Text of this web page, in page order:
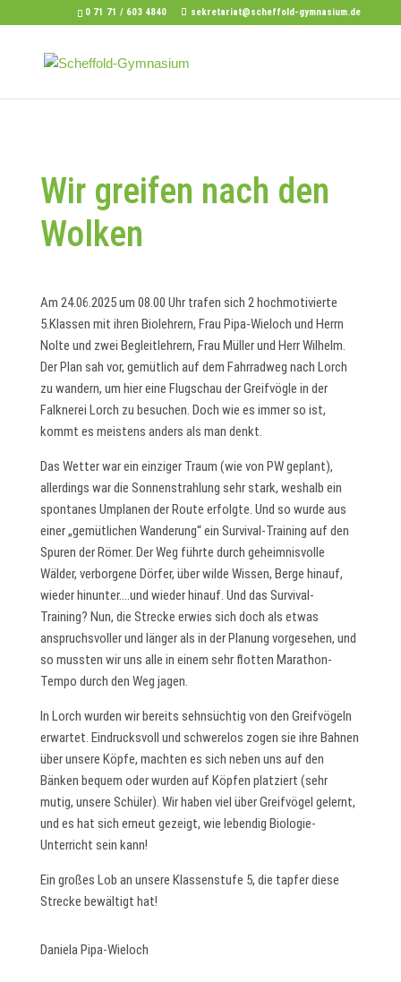
0 71 71 / 603 4840 sekretariat@scheffold-gymnasium.de
Wir greifen nach den
Wolken
Am 24.06.2025 um 08.00 Uhr trafen sich 2 hochmotivierte
5.Klassen mit ihren Biolehrern, Frau Pipa-Wieloch und Herrn
Nolte und zwei Begleitlehrern, Frau Müller und Herr Wilhelm.
Der Plan sah vor, gemütlich auf dem Fahrradweg nach Lorch
zu wandern, um hier eine Flugschau der Greifvögle in der
Falknerei Lorch zu besuchen. Doch wie es immer so ist,
kommt es meistens anders als man denkt.
Das Wetter war ein einziger Traum (wie von PW geplant),
allerdings war die Sonnenstrahlung sehr stark, weshalb ein
spontanes Umplanen der Route erfolgte. Und so wurde aus
einer „gemütlichen Wanderung“ ein Survival-Training auf den
Spuren der Römer. Der Weg führte durch geheimnisvolle
Wälder, verborgene Dörfer, über wilde Wissen, Berge hinauf,
wieder hinunter….und wieder hinauf. Und das Survival-
Training? Nun, die Strecke erwies sich doch als etwas
anspruchsvoller und länger als in der Planung vorgesehen, und
so mussten wir uns alle in einem sehr flotten Marathon-
Tempo durch den Weg jagen.
In Lorch wurden wir bereits sehnsüchtig von den Greifvögeln
erwartet. Eindrucksvoll und schwerelos zogen sie ihre Bahnen
über unsere Köpfe, machten es sich neben uns auf den
Bänken bequem oder wurden auf Köpfen platziert (sehr
mutig, unsere Schüler). Wir haben viel über Greifvögel gelernt,
und es hat sich erneut gezeigt, wie lebendig Biologie-
Unterricht sein kann!
Ein großes Lob an unsere Klassenstufe 5, die tapfer diese
Strecke bewältigt hat!
Daniela Pipa-Wieloch